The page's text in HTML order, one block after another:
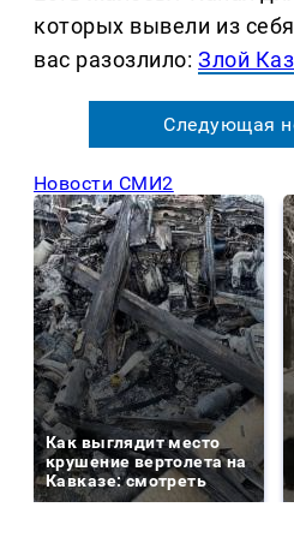
которых вывели из
вас разозлило:Злой
Следующая
Новости СМИ2
Как выглядит место
крушение вертолета на
Кавказе: смотреть